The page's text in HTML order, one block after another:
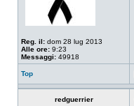
Reg. il: dom 28 lug 2013
Alle ore: 9:23
Messaggi: 49918
Top
redguerrier